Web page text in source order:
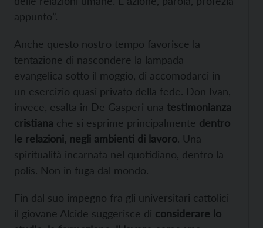
appunto”.
Anche questo nostro tempo favorisce la
tentazione di nascondere la lampada
evangelica sotto il moggio, di accomodarci in
un esercizio quasi privato della fede. Don Ivan,
invece, esalta in De Gasperi una testimonianza
cristiana che si esprime principalmente dentro
le relazioni, negli ambienti di lavoro. Una
spiritualità incarnata nel quotidiano, dentro la
polis. Non in fuga dal mondo.
Fin dal suo impegno fra gli universitari cattolici
il giovane Alcide suggerisce di considerare lo